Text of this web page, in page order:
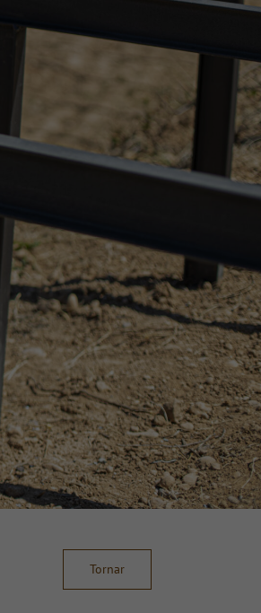
Tornar